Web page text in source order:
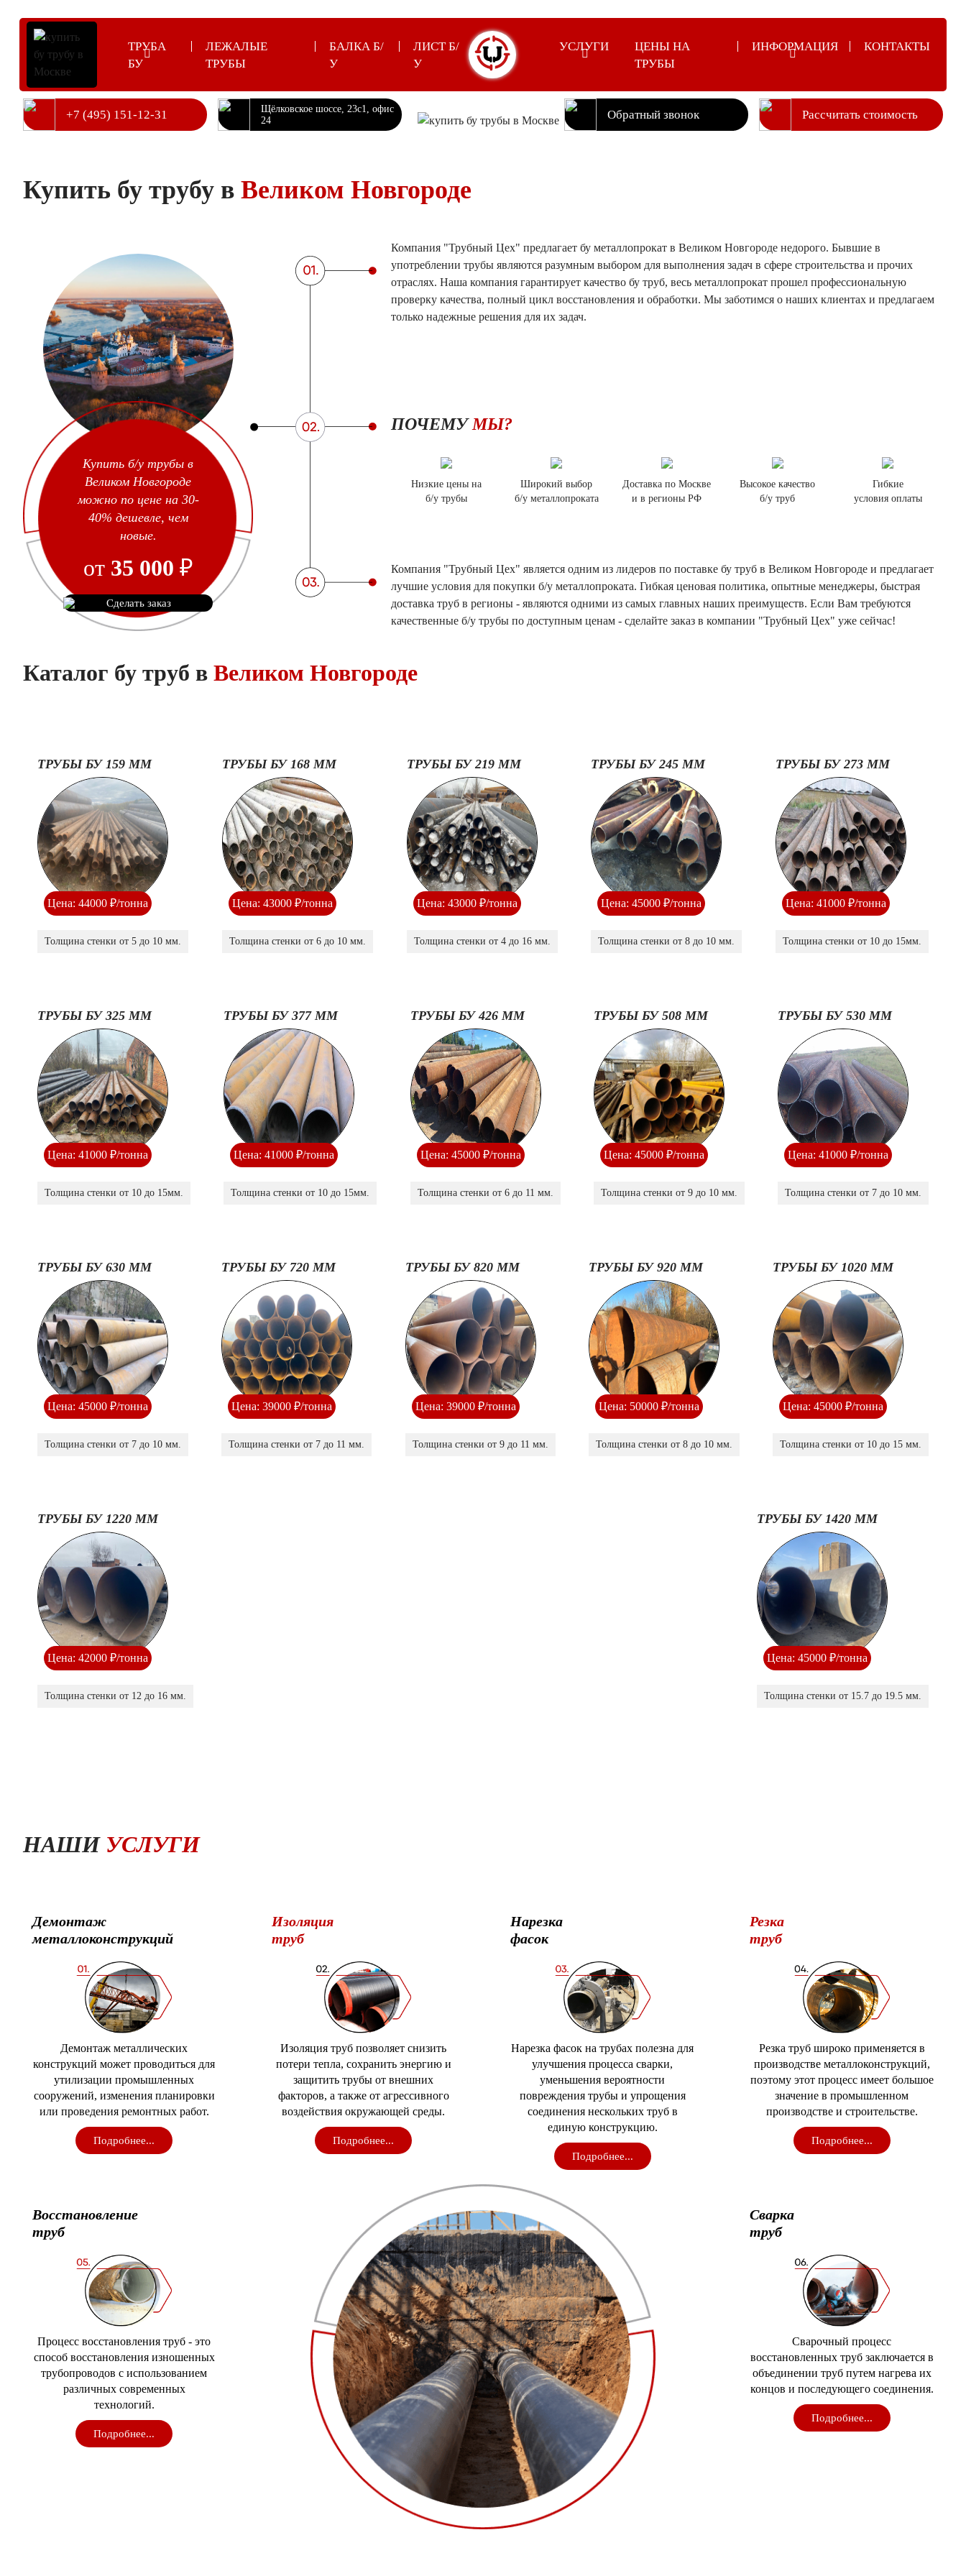
ТРУБА
БУ
ЛЕЖАЛЫЕ
ТРУБЫ
БАЛКА Б/
У
ЛИСТ Б/
У
УСЛУГИ
ЦЕНЫ НА
ТРУБЫ
ИНФОРМАЦИЯ КОНТАКТЫ
+7 (495) 151-12-31
Щёлковское шоссе, 23с1, офис
24
Обратный звонок Рассчитать стоимость
Главная | Трубы бу в регионах | Труба бу в Великом Новгороде
Купить бу трубу в Великом Новгороде
Купить б/у трубы в
Великом Новгороде
можно по цене на 30-
40% дешевле, чем
новые.
от 35 000 ₽
Сделать заказ
Компания "Трубный Цех" предлагает бу металлопрокат в Великом Новгороде недорого. Бывшие в
употреблении трубы являются разумным выбором для выполнения задач в сфере строительства и прочих
отраслях. Наша компания гарантирует качество бу труб, весь металлопрокат прошел профессиональную
проверку качества, полный цикл восстановления и обработки. Мы заботимся о наших клиентах и предлагаем
только надежные решения для их задач.
ПОЧЕМУМЫ?
Низкие цены на
б/у трубы
Широкий выбор
б/у металлопроката
Доставка по Москве
и в регионы РФ
Высокое качество
б/у труб
Гибкие
условия оплаты
Компания "Трубный Цех" является одним из лидеров по поставке бу труб в Великом Новгороде и предлагает
лучшие условия для покупки б/у металлопроката. Гибкая ценовая политика, опытные менеджеры, быстрая
доставка труб в регионы - являются одними из самых главных наших преимуществ. Если Вам требуются
качественные б/у трубы по доступным ценам - сделайте заказ в компании "Трубный Цех" уже сейчас!
Каталог бу труб в Великом Новгороде
ТРУБЫ БУ 159 ММ
Цена: 44000 ₽/тонна
Толщина стенки от 5 до 10 мм.
ТРУБЫ БУ 168 ММ
Цена: 43000 ₽/тонна
Толщина стенки от 6 до 10 мм.
ТРУБЫ БУ 219 ММ
Цена: 43000 ₽/тонна
Толщина стенки от 4 до 16 мм.
ТРУБЫ БУ 245 ММ
Цена: 45000 ₽/тонна
Толщина стенки от 8 до 10 мм.
ТРУБЫ БУ 273 ММ
Цена: 41000 ₽/тонна
Толщина стенки от 10 до 15мм.
ТРУБЫ БУ 325 ММ
Цена: 41000 ₽/тонна
Толщина стенки от 10 до 15мм.
ТРУБЫ БУ 377 ММ
Цена: 41000 ₽/тонна
Толщина стенки от 10 до 15мм.
ТРУБЫ БУ 426 ММ
Цена: 45000 ₽/тонна
Толщина стенки от 6 до 11 мм.
ТРУБЫ БУ 508 ММ
Цена: 45000 ₽/тонна
Толщина стенки от 9 до 10 мм.
ТРУБЫ БУ 530 ММ
Цена: 41000 ₽/тонна
Толщина стенки от 7 до 10 мм.
ТРУБЫ БУ 630 ММ
Цена: 45000 ₽/тонна
Толщина стенки от 7 до 10 мм.
ТРУБЫ БУ 720 ММ
Цена: 39000 ₽/тонна
Толщина стенки от 7 до 11 мм.
ТРУБЫ БУ 820 ММ
Цена: 39000 ₽/тонна
Толщина стенки от 9 до 11 мм.
ТРУБЫ БУ 920 ММ
Цена: 50000 ₽/тонна
Толщина стенки от 8 до 10 мм.
ТРУБЫ БУ 1020 ММ
Цена: 45000 ₽/тонна
Толщина стенки от 10 до 15 мм.
ТРУБЫ БУ 1220 ММ
Цена: 42000 ₽/тонна
Толщина стенки от 12 до 16 мм.
ТРУБЫ БУ 1420 ММ
Цена: 45000 ₽/тонна
Толщина стенки от 15.7 до 19.5 мм.
НАШИ УСЛУГИ
Демонтаж
металлоконструкций
Демонтаж металлических
конструкций может проводиться для
утилизации промышленных
сооружений, изменения планировки
или проведения ремонтных работ.
Подробнее...
Изоляция
труб
Изоляция труб позволяет снизить
потери тепла, сохранить энергию и
защитить трубы от внешних
факторов, а также от агрессивного
воздействия окружающей среды.
Подробнее...
Нарезка
фасок
Нарезка фасок на трубах полезна для
улучшения процесса сварки,
уменьшения вероятности
повреждения трубы и упрощения
соединения нескольких труб в
единую конструкцию.
Подробнее...
Резка
труб
Резка труб широко применяется в
производстве металлоконструкций,
поэтому этот процесс имеет большое
значение в промышленном
производстве и строительстве.
Подробнее...
Восстановление
труб
Процесс восстановления труб - это
способ восстановления изношенных
трубопроводов с использованием
различных современных
технологий.
Подробнее...
Сварка
труб
Сварочный процесс
восстановленных труб заключается в
объединении труб путем нагрева их
концов и последующего соединения.
Подробнее...